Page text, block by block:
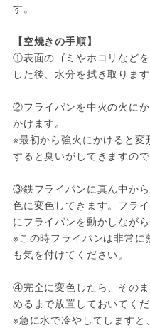
す。
【空焼きの手順】
①表面のゴミやホコリなど
した後、水分を拭き取ります
②フライパンを中火の火に
かけます。
※最初から強火にかけると
すると臭いがしてきますの
③鉄フライパンに真ん中か
色に変色してきます。フラ
にフライパンを動かしなが
※この時フライパンは非常
も気を付けてください。
④完全に変色したら、その
めるまで放置しておいてくだ
※急に水で冷やしてしますと